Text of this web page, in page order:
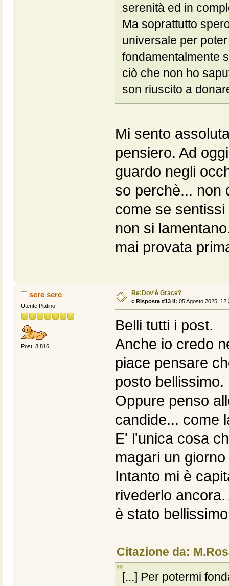
serenità ed in
Ma soprattutto
universale per
fondamentalmente
ciò che non ho
son riuscito a
Mi sento
pensiero. Ad
guardo negli
so perchè... non
come se
non si
mai provata
sere sere
Utente Platino
Post: 8.816
Re:Dov'è Grace?
« Risposta #13 il: 05 Agosto 2025,
Belli tutti i post.
Anche io credo
piace pensare
posto bellissimo.
Oppure penso
candide... come
E' l'unica cosa
magari un
Intanto mi è
rivederlo
è stato
Citazione da:
[...] Per potermi